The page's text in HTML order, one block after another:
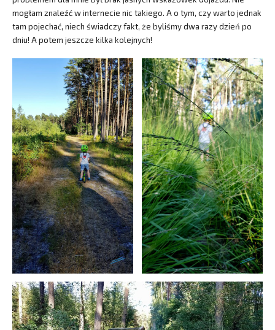
mogłam znaleźć w internecie nic takiego. A o tym, czy warto jednak
tam pojechać, niech świadczy fakt, że byliśmy dwa razy dzień po
dniu! A potem jeszcze kilka kolejnych!